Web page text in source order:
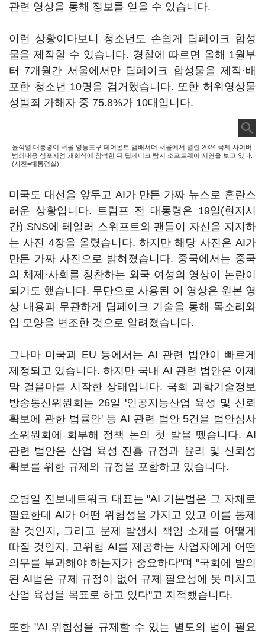
관련 영상을 통해 정보를 얻을 수 있습니다.
이런 상황이다보니 청소년도 손쉽게 딥페이크 합성
물을 제작할 수 있습니다. 경찰에 따르면 올해 1월부
터 7개월간 서울에서만 딥페이크 합성물을 제작·배
포한 청소년 10명을 검거했습니다. 또한 허위영상물
성범죄 가해자 중 75.8%가 10대입니다.
윤석열 대통령이 서울 영등포구 페어몬트 앰배서더 서울에서 열린 2024 국제 사이버
범죄대응 심포지엄 개회식에 참석한 뒤 딥페이크 탐지 소프트웨어 시연을 보고 있다.
(사진=대통령실)
미국도 대선을 앞두고 AI가 만든 가짜 뉴스로 혼란스
러운 상황입니다. 트럼프 전 대통령은 19일(현지시
간) SNS에 테일러 스위프트와 팬들이 자신을 지지하
는 사진 4장을 올렸습니다. 하지만 해당 사진은 AI가
만든 가짜 사진으로 밝혀졌습니다. 중국에서는 중국
의 체제·사회를 칭찬하는 외국 여성의 영상이 논란이
되기도 했습니다. 무단으로 사용된 이 영상은 원본 영
상 내용과 무관하게 딥페이크 기술을 통해 목소리와
입 모양을 변조한 것으로 알려졌습니다.
그나마 미국과 EU 등에서는 AI 관련 법안이 빠르게
제정되고 있습니다. 하지만 국내 AI 관련 법안은 이제
막 걸음마를 시작한 상태입니다. 국회 과학기술정보
방송통신위원회는 26일 '인공지능산업 육성 및 신뢰
확보에 관한 법률안' 등 AI 관련 법안 5건을 법안심사
소위원회에 회부해 정책 논의 첫 발을 뗐습니다. AI
관련 법안은 산업 육성 진흥 규정과 윤리 및 신뢰성
확보를 위한 규제와 규정을 포함하고 있습니다.
오병일 진보네트워크 대표는 "AI 기본법은 그 자체로
필요한데 AI가 어떤 위험성을 가지고 있고 이를 통제
할 것인지, 그리고 문제 발생시 책임 소재를 어떻게
따질 것인지, 고위험 AI를 제공하는 사업자에게 어떤
의무를 부과해야 하는지가 중요하다"며 "국회에 발의
된 AI법은 규제 규정이 없어 규제 필요성에 못 미치고
산업 육성을 목표로 하고 있다"고 지적했습니다.
또한 "AI 위험성을 규제할 수 있는 별도의 법이 필요